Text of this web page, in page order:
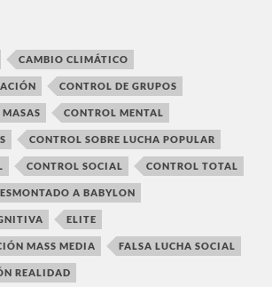
CAMBIO CLIMÁTICO
CONTROL DE GRUPOS
MASAS CONTROL MENTAL
CONTROL SOBRE LUCHA POPULAR
CONTROL SOCIAL CONTROL TOTAL
A BABYLON
ELITE
MASS MEDIA FALSA LUCHA SOCIAL
REALIDAD